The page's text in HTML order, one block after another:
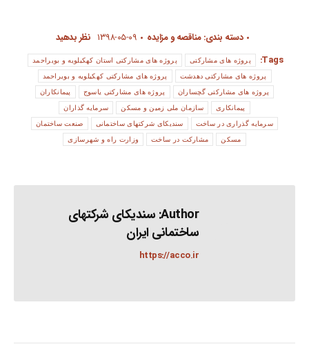
دسته بندی:مناقصه و مزایده ۱۳۹۸-۰۵-۰۹ نظر بدهید
Tags:
پروژه های مشارکتی پروژه های مشارکتی استان کهکیلویه و بویراحمد
پروژه های مشارکتی دهدشت پروژه های مشارکتی کهکیلویه و بویراحمد
پروژه های مشارکتی گچساران پروژه های مشارکتی یاسوج پیمانکاران
پیمانکاری سازمان ملی زمین و مسکن سرمایه گذاران
سرمایه گذراری در ساخت سندیکای شرکتهای ساختمانی صنعت ساختمان
مسکن مشارکت در ساخت وزارت راه و شهرسازی
Author: سندیکای شرکتهای
ساختمانی ایران
https://acco.ir